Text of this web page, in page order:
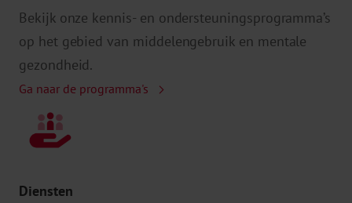
Bekijk onze kennis- en ondersteuningsprogramma’s
op het gebied van middelengebruik en mentale
gezondheid.
Ga naar de programma's
Diensten